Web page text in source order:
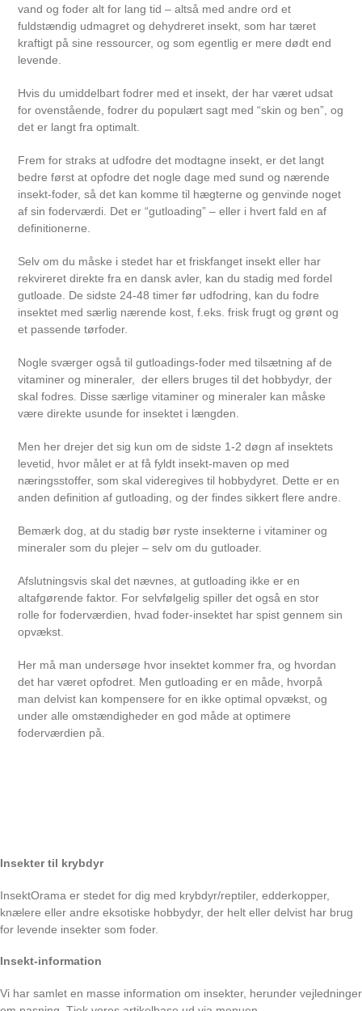
vand og foder alt for lang tid – altså med andre ord et
fuldstændig udmagret og dehydreret insekt, som har tæret
kraftigt på sine ressourcer, og som egentlig er mere dødt end
levende.
Hvis du umiddelbart fodrer med et insekt, der har været udsat
for ovenstående, fodrer du populært sagt med “skin og ben”, og
det er langt fra optimalt.
Frem for straks at udfodre det modtagne insekt, er det langt
bedre først at opfodre det nogle dage med sund og nærende
insekt-foder, så det kan komme til hægterne og genvinde noget
af sin foderværdi. Det er “gutloading” – eller i hvert fald en af
definitionerne.
Selv om du måske i stedet har et friskfanget insekt eller har
rekvireret direkte fra en dansk avler, kan du stadig med fordel
gutloade. De sidste 24-48 timer før udfodring, kan du fodre
insektet med særlig nærende kost, f.eks. frisk frugt og grønt og
et passende tørfoder.
Nogle sværger også til gutloadings-foder med tilsætning af de
vitaminer og mineraler, der ellers bruges til det hobbydyr, der
skal fodres. Disse særlige vitaminer og mineraler kan måske
være direkte usunde for insektet i længden.
Men her drejer det sig kun om de sidste 1-2 døgn af insektets
levetid, hvor målet er at få fyldt insekt-maven op med
næringsstoffer, som skal videregives til hobbydyret. Dette er en
anden definition af gutloading, og der findes sikkert flere andre.
Bemærk dog, at du stadig bør ryste insekterne i vitaminer og
mineraler som du plejer – selv om du gutloader.
Afslutningsvis skal det nævnes, at gutloading ikke er en
altafgørende faktor. For selvfølgelig spiller det også en stor
rolle for foderværdien, hvad foder-insektet har spist gennem sin
opvækst.
Her må man undersøge hvor insektet kommer fra, og hvordan
det har været opfodret. Men gutloading er en måde, hvorpå
man delvist kan kompensere for en ikke optimal opvækst, og
under alle omstændigheder en god måde at optimere
foderværdien på.
Insekter til krybdyr
InsektOrama er stedet for dig med krybdyr/reptiler, edderkopper,
knælere eller andre eksotiske hobbydyr, der helt eller delvist har brug
for levende insekter som foder.
Insekt-information
Vi har samlet en masse information om insekter, herunder vejledninger